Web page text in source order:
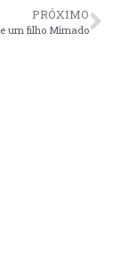
PRÓXIMO
um filho Mimado